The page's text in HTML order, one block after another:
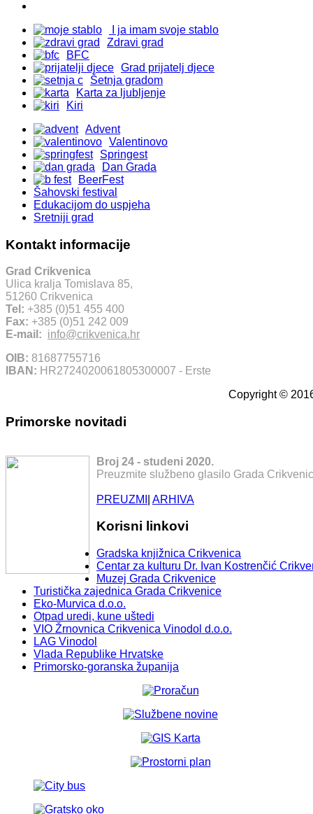
I ja imam svoje stablo
Zdravi grad
BFC
Grad prijatelj djece
Šetnja gradom
Karta za ljubljenje
Kiri
Advent
Valentinovo
Springest
Dan Grada
BeerFest
Šahovski festival
Edukacijom do uspjeha
Sretniji grad
Kontakt informacije
Grad Crikvenica
Ulica kralja Tomislava 85,
51260 Crikvenica
Tel: +385 (0)51 455 400
Fax: +385 (0)51 242 009
E-mail: info@crikvenica.hr
OIB: 81687755716
IBAN: HR2724020061805300007 - Erste
Copyright ©
Primorske novitadi
Broj 24 - studeni 2020.
Preuzmite službeno glasilo Grada
PREUZMI ARHIVA
Korisni linkovi
Gradska knjižnica Crikvenica
Centar za kulturu Dr. Ivan Kostrenčić
Muzej Grada Crikvenice
Turistička zajednica Grada Crikvenice
Eko-Murvica d.o.o.
Otpad uredi, kune uštedi
VIO Žrnovnica Crikvenica Vinodol d.o.o.
LAG Vinodol
Vlada Republike Hrvatske
Primorsko-goranska županija